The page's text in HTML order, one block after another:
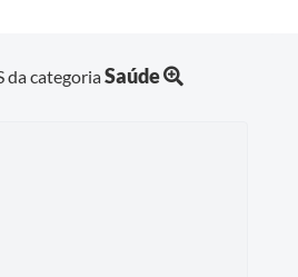
da categoriaSaúde